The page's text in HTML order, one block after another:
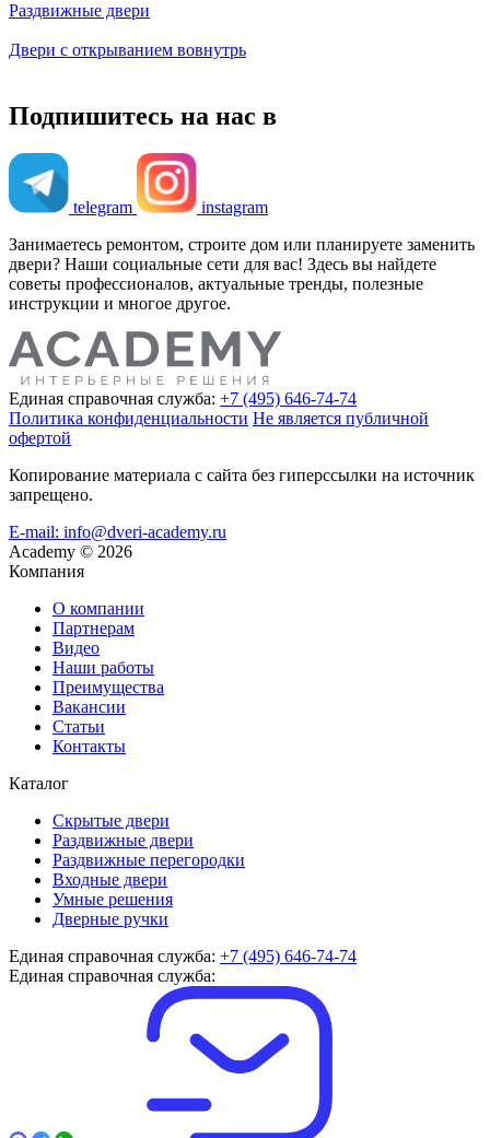
Раздвижные двери
Двери с открыванием вовнутрь
Подпишитесь на нас в
telegram
instagram
Занимаетесь ремонтом, строите дом или планируете заменить
двери? Наши социальные сети для вас! Здесь вы найдете
советы профессионалов, актуальные тренды, полезные
инструкции и многое другое.
Единая справочная служба: +7 (495) 646-74-74
Политика конфиденциальности Не является публичной
офертой
Копирование материала с сайта без гиперссылки на источник
запрещено.
E-mail: info@dveri-academy.ru
Academy © 2026
Компания
О компании
Партнерам
Видео
Наши работы
Преимущества
Вакансии
Статьи
Контакты
Каталог
Скрытые двери
Раздвижные двери
Раздвижные перегородки
Входные двери
Умные решения
Дверные ручки
Единая справочная служба: +7 (495) 646-74-74
Единая справочная служба: